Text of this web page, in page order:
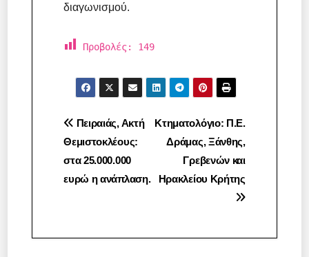
διαγωνισμού.
Προβολές: 149
Πλοήγηση
άρθρων
Κτηματολόγιο: Π.Ε.
Δράμας, Ξάνθης,
Γρεβενών και
Ηρακλείου Κρήτης
Πειραιάς, Ακτή
Θεμιστοκλέους:
στα 25.000.000
ευρώ η ανάπλαση.